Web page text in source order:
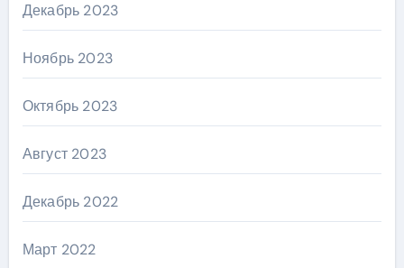
Декабрь 2023
Ноябрь 2023
Октябрь 2023
Август 2023
Декабрь 2022
Март 2022